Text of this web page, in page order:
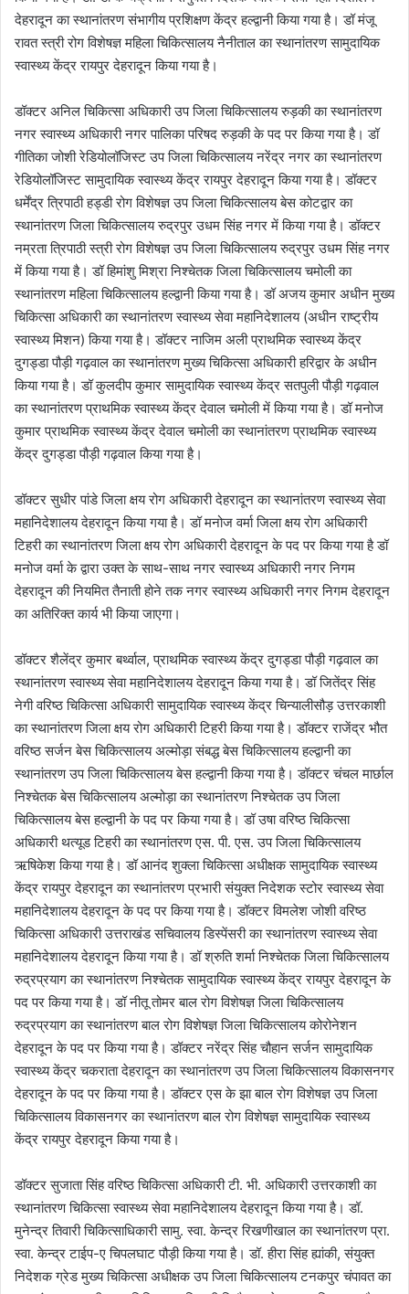
देहरादून का स्थानांतरण संभागीय प्रशिक्षण केंद्र हल्द्वानी किया गया है। डॉ मंजू
रावत स्त्री रोग विशेषज्ञ महिला चिकित्सालय नैनीताल का स्थानांतरण सामुदायिक
स्वास्थ्य केंद्र रायपुर देहरादून किया गया है।
डॉक्टर अनिल चिकित्सा अधिकारी उप जिला चिकित्सालय रुड़की का स्थानांतरण
नगर स्वास्थ्य अधिकारी नगर पालिका परिषद रुड़की के पद पर किया गया है। डॉ
गीतिका जोशी रेडियोलॉजिस्ट उप जिला चिकित्सालय नरेंद्र नगर का स्थानांतरण
रेडियोलॉजिस्ट सामुदायिक स्वास्थ्य केंद्र रायपुर देहरादून किया गया है। डॉक्टर
धर्मेंद्र त्रिपाठी हड्डी रोग विशेषज्ञ उप जिला चिकित्सालय बेस कोटद्वार का
स्थानांतरण जिला चिकित्सालय रुद्रपुर उधम सिंह नगर में किया गया है। डॉक्टर
नम्रता त्रिपाठी स्त्री रोग विशेषज्ञ उप जिला चिकित्सालय रुद्रपुर उधम सिंह नगर
में किया गया है। डॉ हिमांशु मिश्रा निश्चेतक जिला चिकित्सालय चमोली का
स्थानांतरण महिला चिकित्सालय हल्द्वानी किया गया है। डॉ अजय कुमार अधीन मुख्य
चिकित्सा अधिकारी का स्थानांतरण स्वास्थ्य सेवा महानिदेशालय (अधीन राष्ट्रीय
स्वास्थ्य मिशन) किया गया है। डॉक्टर नाजिम अली प्राथमिक स्वास्थ्य केंद्र
दुगड्डा पौड़ी गढ़वाल का स्थानांतरण मुख्य चिकित्सा अधिकारी हरिद्वार के अधीन
किया गया है। डॉ कुलदीप कुमार सामुदायिक स्वास्थ्य केंद्र सतपुली पौड़ी गढ़वाल
का स्थानांतरण प्राथमिक स्वास्थ्य केंद्र देवाल चमोली में किया गया है। डॉ मनोज
कुमार प्राथमिक स्वास्थ्य केंद्र देवाल चमोली का स्थानांतरण प्राथमिक स्वास्थ्य
केंद्र दुगड्डा पौड़ी गढ़वाल किया गया है।
डॉक्टर सुधीर पांडे जिला क्षय रोग अधिकारी देहरादून का स्थानांतरण स्वास्थ्य सेवा
महानिदेशालय देहरादून किया गया है। डॉ मनोज वर्मा जिला क्षय रोग अधिकारी
टिहरी का स्थानांतरण जिला क्षय रोग अधिकारी देहरादून के पद पर किया गया है डॉ
मनोज वर्मा के द्वारा उक्त के साथ-साथ नगर स्वास्थ्य अधिकारी नगर निगम
देहरादून की नियमित तैनाती होने तक नगर स्वास्थ्य अधिकारी नगर निगम देहरादून
का अतिरिक्त कार्य भी किया जाएगा।
डॉक्टर शैलेंद्र कुमार बर्थ्वाल, प्राथमिक स्वास्थ्य केंद्र दुगड्डा पौड़ी गढ़वाल का
स्थानांतरण स्वास्थ्य सेवा महानिदेशालय देहरादून किया गया है। डॉ जितेंद्र सिंह
नेगी वरिष्ठ चिकित्सा अधिकारी सामुदायिक स्वास्थ्य केंद्र चिन्यालीसौड़ उत्तरकाशी
का स्थानांतरण जिला क्षय रोग अधिकारी टिहरी किया गया है। डॉक्टर राजेंद्र भौत
वरिष्ठ सर्जन बेस चिकित्सालय अल्मोड़ा संबद्ध बेस चिकित्सालय हल्द्वानी का
स्थानांतरण उप जिला चिकित्सालय बेस हल्द्वानी किया गया है। डॉक्टर चंचल मार्छाल
निश्चेतक बेस चिकित्सालय अल्मोड़ा का स्थानांतरण निश्चेतक उप जिला
चिकित्सालय बेस हल्द्वानी के पद पर किया गया है। डॉ उषा वरिष्ठ चिकित्सा
अधिकारी थत्यूड टिहरी का स्थानांतरण एस. पी. एस. उप जिला चिकित्सालय
ऋषिकेश किया गया है। डॉ आनंद शुक्ला चिकित्सा अधीक्षक सामुदायिक स्वास्थ्य
केंद्र रायपुर देहरादून का स्थानांतरण प्रभारी संयुक्त निदेशक स्टोर स्वास्थ्य सेवा
महानिदेशालय देहरादून के पद पर किया गया है। डॉक्टर विमलेश जोशी वरिष्ठ
चिकित्सा अधिकारी उत्तराखंड सचिवालय डिस्पेंसरी का स्थानांतरण स्वास्थ्य सेवा
महानिदेशालय देहरादून किया गया है। डॉ श्रुति शर्मा निश्चेतक जिला चिकित्सालय
रुद्रप्रयाग का स्थानांतरण निश्चेतक सामुदायिक स्वास्थ्य केंद्र रायपुर देहरादून के
पद पर किया गया है। डॉ नीतू तोमर बाल रोग विशेषज्ञ जिला चिकित्सालय
रुद्रप्रयाग का स्थानांतरण बाल रोग विशेषज्ञ जिला चिकित्सालय कोरोनेशन
देहरादून के पद पर किया गया है। डॉक्टर नरेंद्र सिंह चौहान सर्जन सामुदायिक
स्वास्थ्य केंद्र चकराता देहरादून का स्थानांतरण उप जिला चिकित्सालय विकासनगर
देहरादून के पद पर किया गया है। डॉक्टर एस के झा बाल रोग विशेषज्ञ उप जिला
चिकित्सालय विकासनगर का स्थानांतरण बाल रोग विशेषज्ञ सामुदायिक स्वास्थ्य
केंद्र रायपुर देहरादून किया गया है।
डॉक्टर सुजाता सिंह वरिष्ठ चिकित्सा अधिकारी टी. भी. अधिकारी उत्तरकाशी का
स्थानांतरण चिकित्सा स्वास्थ्य सेवा महानिदेशालय देहरादून किया गया है। डॉ.
मुनेन्द्र तिवारी चिकित्साधिकारी सामु. स्वा. केन्द्र रिखणीखाल का स्थानांतरण प्रा.
स्वा. केन्द्र टाईप-ए चिपलघाट पौड़ी किया गया है। डॉ. हीरा सिंह ह्यांकी, संयुक्त
निदेशक ग्रेड मुख्य चिकित्सा अधीक्षक उप जिला चिकित्सालय टनकपुर चंपावत का